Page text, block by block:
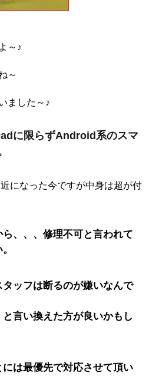
～♪
～
ました～♪
に限らずAndroid系のスマ
になった今ですが中身は超が付
、、、修理不可と言われて
ッフは断るのが嫌いなんで
と言い換えた方が良いかもし
は最優先で対応させて頂い